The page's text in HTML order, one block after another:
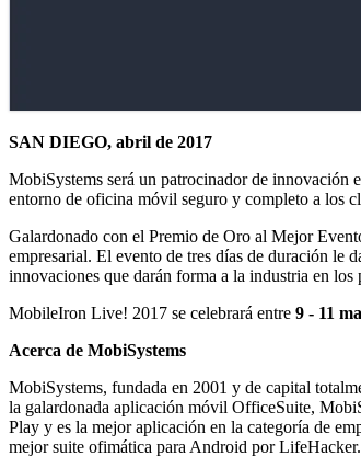
SAN DIEGO, abril de 2017
MobiSystems será un patrocinador de
entorno de oficina móvil seguro y completo a los
Galardonado con el Premio de Oro al Mejor
empresarial. El evento de tres días de duración le
innovaciones que darán forma a la industria en los
MobileIron Live! 2017 se celebrará entre 9 - 11
Acerca de MobiSystems
MobiSystems, fundada en 2001 y de capital
la galardonada aplicación móvil OfficeSuite,
Play y es la mejor aplicación en la categoría de
mejor suite ofimática para Android por LifeHacker.